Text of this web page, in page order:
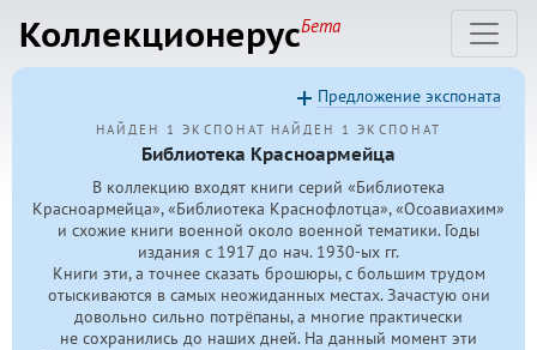
КоллекционерусБета
НАЙДЕН 1 ЭКСПОНАТ НАЙДЕН 1 ЭКСПОНАТ
Библиотека Красноармейца
В коллекцию входят книги серий «Библиотека
Красноармейца», «Библиотека Краснофлотца», «Осоавиахим»
и схожие книги военной около военной тематики. Годы
издания с 1917 до нач. 1930-ых гг.
Книги эти, а точнее сказать брошюры, с большим трудом
отыскиваются в самых неожиданных местах. Зачастую они
довольно сильно потрёпаны, а многие практически
не сохранились до наших дней. На данный момент эти
Предложение экспоната